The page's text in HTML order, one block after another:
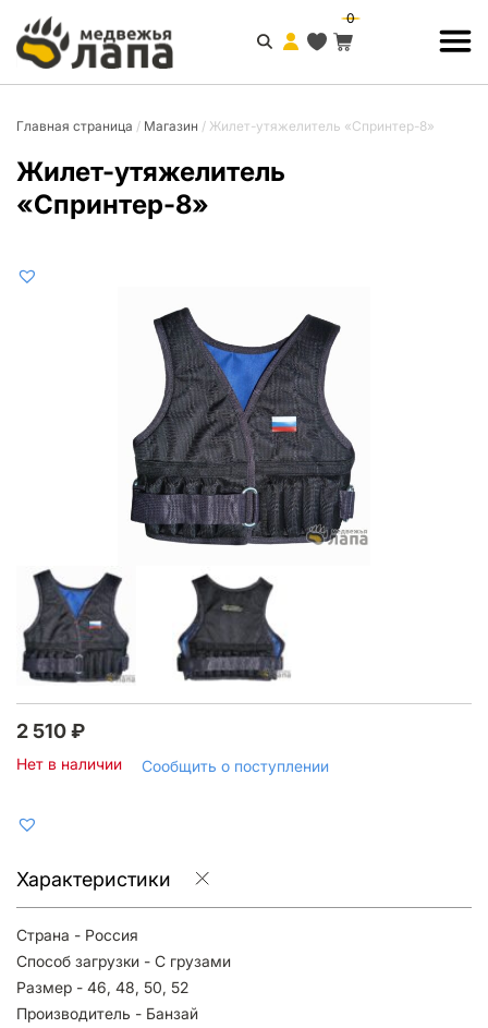
0
Главная страница / Магазин / Жилет-утяжелитель «Спринтер-8»
Жилет-утяжелитель
«Спринтер-8»
2 510₽
Нет в наличии Сообщить о поступлении
Характеристики
Страна - Россия
Способ загрузки - С грузами
Размер - 46, 48, 50, 52
Производитель - Банзай